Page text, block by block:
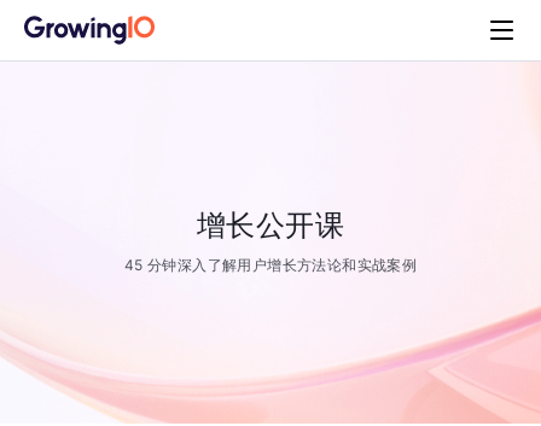
增长公开课
45 分钟深入了解用户增长方法论和实战案例